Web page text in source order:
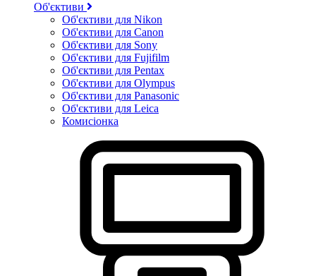
Об'єктиви
Об'єктиви для Nikon
Об'єктиви для Canon
Об'єктиви для Sony
Об'єктиви для Fujifilm
Об'єктиви для Pentax
Об'єктиви для Olympus
Об'єктиви для Panasonic
Об'єктиви для Leica
Комисіонка